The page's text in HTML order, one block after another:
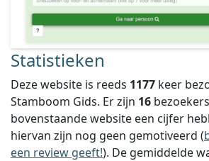
Statistieken
Deze website is reeds 1177 keer
Stamboom Gids. Er zijn 16
bovenstaande website een cijfer
hiervan zijn nog geen gemotiveerd (
een review geeft!). De gemiddelde